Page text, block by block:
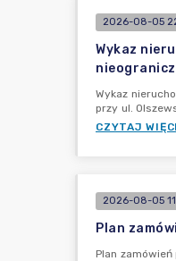
2026-08-05
Wykaz
Wykaz
przy ul.
CZYTAJ
2026-08-05
Plan
Plan